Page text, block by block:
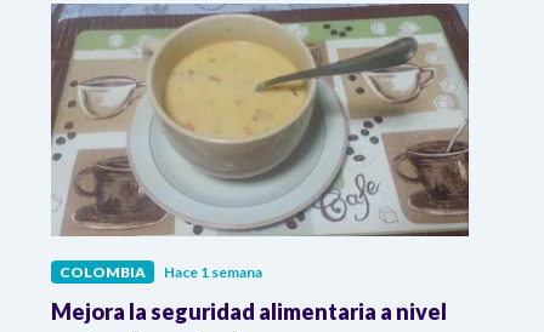
COLOMBIA Hace 1 semana
Mejora la seguridad alimentaria a nivel